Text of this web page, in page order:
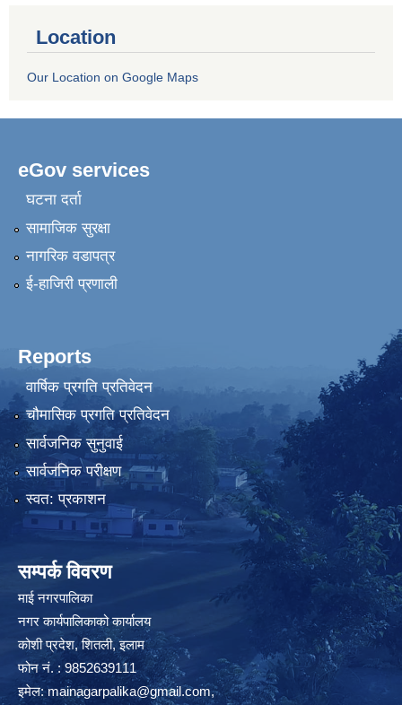
Location
Our Location on Google Maps
eGov services
घटना दर्ता
सामाजिक सुरक्षा
नागरिक वडापत्र
ई-हाजिरी प्रणाली
Reports
वार्षिक प्रगति प्रतिवेदन
चौमासिक प्रगति प्रतिवेदन
सार्वजनिक सुनुवाई
सार्वजनिक परीक्षण
स्वत: प्रकाशन
सम्पर्क विवरण
माई नगरपालिका
नगर कार्यपालिकाको कार्यालय
कोशी प्रदेश, शितली, इलाम
फोन नं. : 9852639111
इमेल:mainagarpalika@gmail.com,